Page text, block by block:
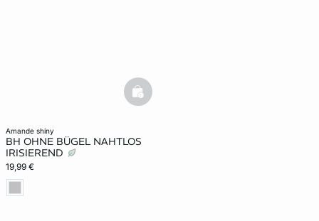
amande shiny
BH OHNE BÜGEL NAHTLOS
IRISIEREND
19,99 €
basketfull